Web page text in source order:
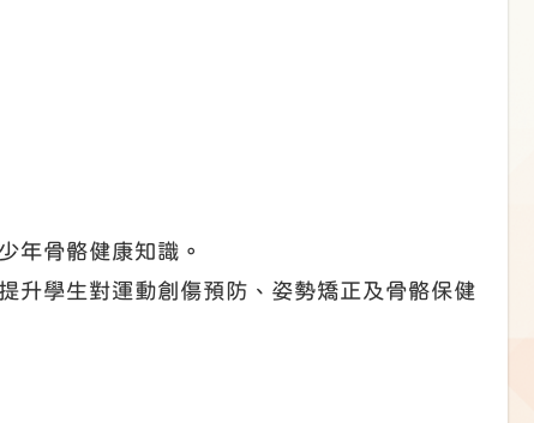
年骨骼健康知識。
升學生對運動創傷預防、姿勢矯正及骨骼保健